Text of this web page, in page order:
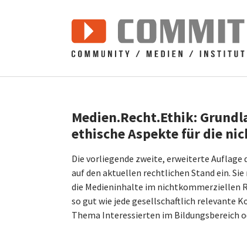
Medien.Recht.Ethik:
ethische Aspekte für die
Die vorliegende zweite, erweiterte
auf den aktuellen rechtlichen Stand ein.
die Medieninhalte im nichtkommerziellen
so gut wie jede gesellschaftlich relevante
Thema Interessierten im Bildungsbereich